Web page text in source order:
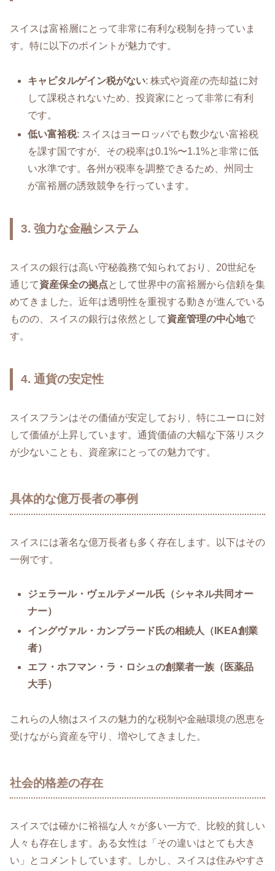
スイスは富裕層にとって非常に有利な税制を持っていま
す。特に以下のポイントが魅力です。
キャピタルゲイン税がない: 株式や資産の売却益に対
して課税されないため、投資家にとって非常に有利
です。
低い富裕税: スイスはヨーロッパでも数少ない富裕税
を課す国ですが、その税率は0.1%〜1.1%と非常に低
い水準です。各州が税率を調整できるため、州同士
が富裕層の誘致競争を行っています。
3. 強力な金融システム
スイスの銀行は高い守秘義務で知られており、20世紀を
通じて資産保全の拠点として世界中の富裕層から信頼を集
めてきました。近年は透明性を重視する動きが進んでいる
ものの、スイスの銀行は依然として資産管理の中心地で
す。
4. 通貨の安定性
スイスフランはその価値が安定しており、特にユーロに対
して価値が上昇しています。通貨価値の大幅な下落リスク
が少ないことも、資産家にとっての魅力です。
具体的な億万長者の事例
スイスには著名な億万長者も多く存在します。以下はその
一例です。
ジェラール・ヴェルテメール氏（シャネル共同オー
ナー）
イングヴァル・カンプラード氏の相続人（IKEA創業
者）
エフ・ホフマン・ラ・ロシュの創業者一族（医薬品
大手）
これらの人物はスイスの魅力的な税制や金融環境の恩恵を
受けながら資産を守り、増やしてきました。
社会的格差の存在
スイスでは確かに裕福な人々が多い一方で、比較的貧しい
人々も存在します。ある女性は「その違いはとても大き
い」とコメントしています。しかし、スイスは住みやすさ